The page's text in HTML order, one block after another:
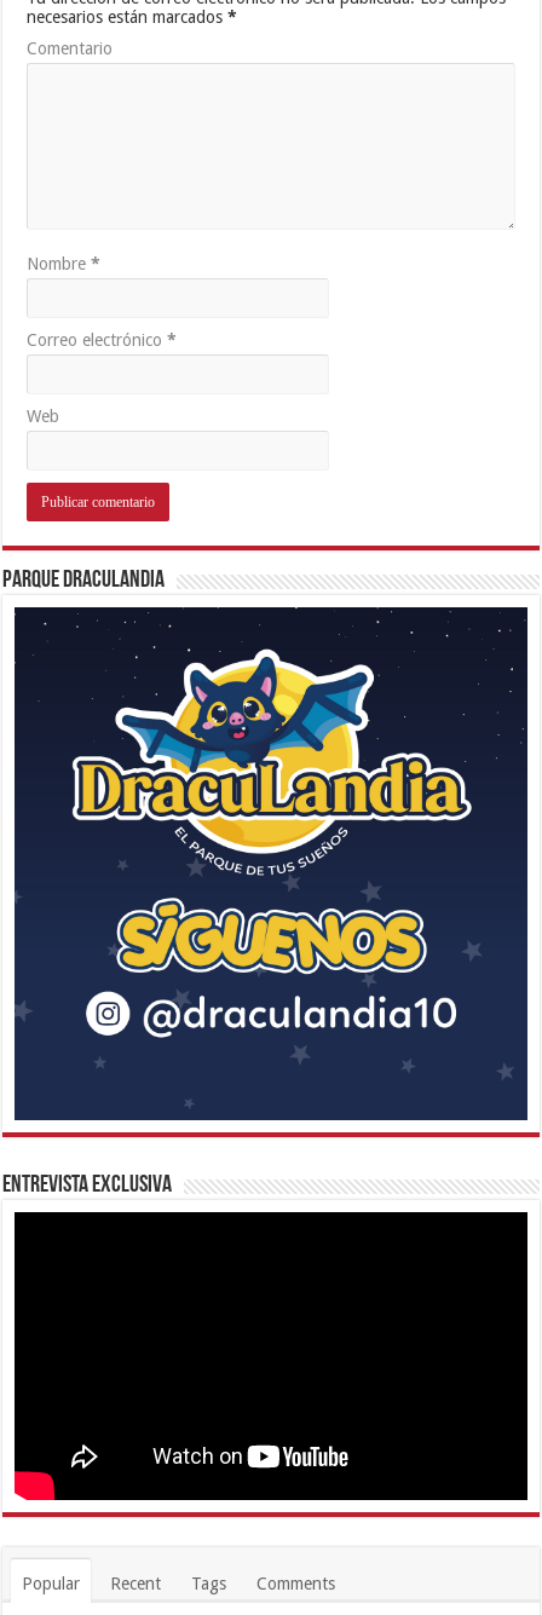
necesarios están marcados*
Comentario
Nombre*
Correo electrónico*
Web
Parque Draculandia
Entrevista Exclusiva
Popular Recent Tags Comments